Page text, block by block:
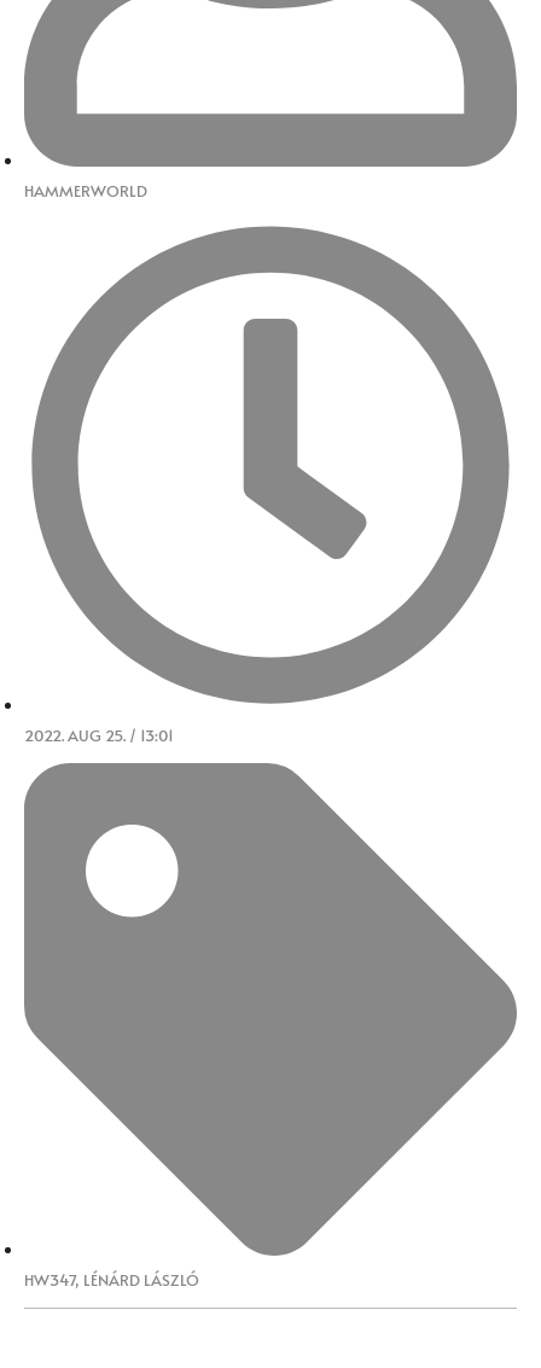
HAMMERWORLD
2022. AUG 25. / 13:01
HW347, LÉNÁRD LÁSZLÓ